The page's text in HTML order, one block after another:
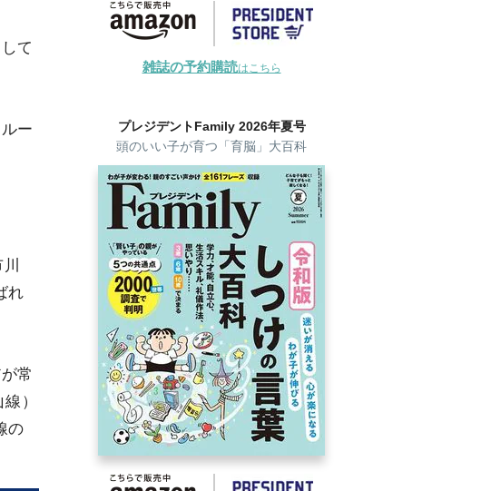
て
ー
れ
常
）
の
雑誌の予約購読はこちら
プレジデントFamily 2026年夏号
頭のいい子が育つ「育脳」大百科